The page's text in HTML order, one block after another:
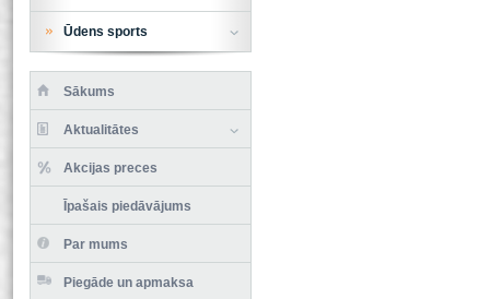
Ūdens sports
Sākums
Aktualitātes
Akcijas preces
Īpašais piedāvājums
Par mums
Piegāde un apmaksa